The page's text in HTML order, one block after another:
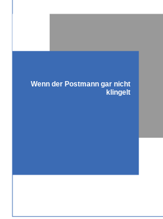
Wenn der Postmann gar nicht
klingelt